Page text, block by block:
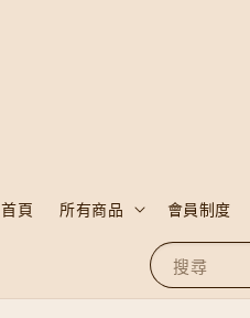
搜尋
首頁 所有商品 會員制度